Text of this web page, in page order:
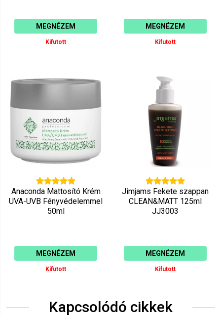
MEGNÉZEM
Kifutott
MEGNÉZEM
Kifutott
Anaconda Mattosító Krém
UVA-UVB Fényvédelemmel
50ml
MEGNÉZEM
Kifutott
Jimjams Fekete szappan
CLEAN&MATT 125ml
JJ3003
MEGNÉZEM
Kifutott
Kapcsolódó cikkek